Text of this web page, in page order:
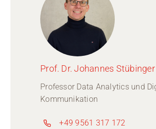
Prof. Dr. Johannes Stübinger
Professor Data Analytics und
Kommunikation
+49 9561 317 172